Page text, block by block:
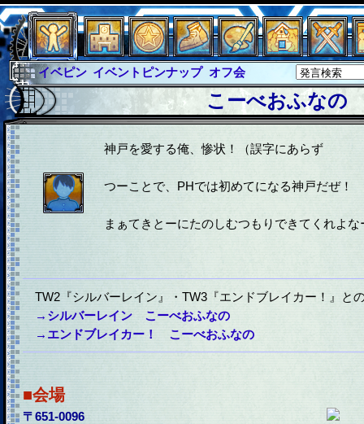
イベピン イベントピンナップ オフ会
グラシャ
グラシャ・ラボラス
グローバルジャスティス サイキックハーツ
サイキックハーツ大戦 シュラウド ソロモン
ファイナル
アブソーバー
こーべおふなの
神戸を愛する俺、惨状！（誤字にあらず
つーことで、PHでは初めてになる神戸だぜ！
まぁてきとーにたのしむつもりできてくれよな
TW2『シルバーレイン』・TW3『エンドブレイカー！』と
→シルバーレイン こーべおふなの
→エンドブレイカー！ こーべおふなの
■会場
〒651-0096